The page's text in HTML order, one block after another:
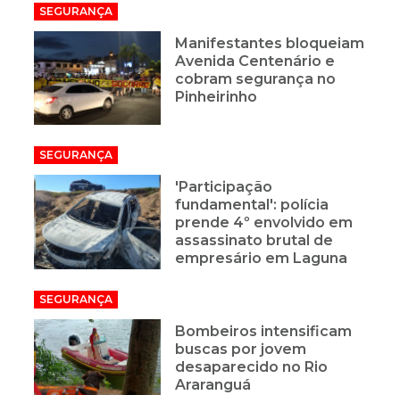
SEGURANÇA
Manifestantes bloqueiam
Avenida Centenário e
cobram segurança no
Pinheirinho
SEGURANÇA
'Participação
fundamental': polícia
prende 4º envolvido em
assassinato brutal de
empresário em Laguna
SEGURANÇA
Bombeiros intensificam
buscas por jovem
desaparecido no Rio
Araranguá